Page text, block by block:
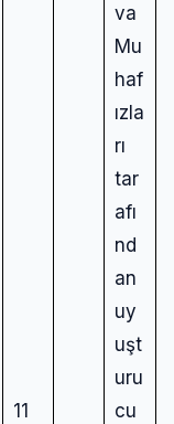
11
va
Mu
haf
ızla
rı
tar
afı
nd
an
uy
uşt
uru
cu